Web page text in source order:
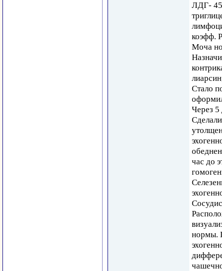
ЛДГ-
коэфф.
Моча
Стало
Через 5
час до
нормы.